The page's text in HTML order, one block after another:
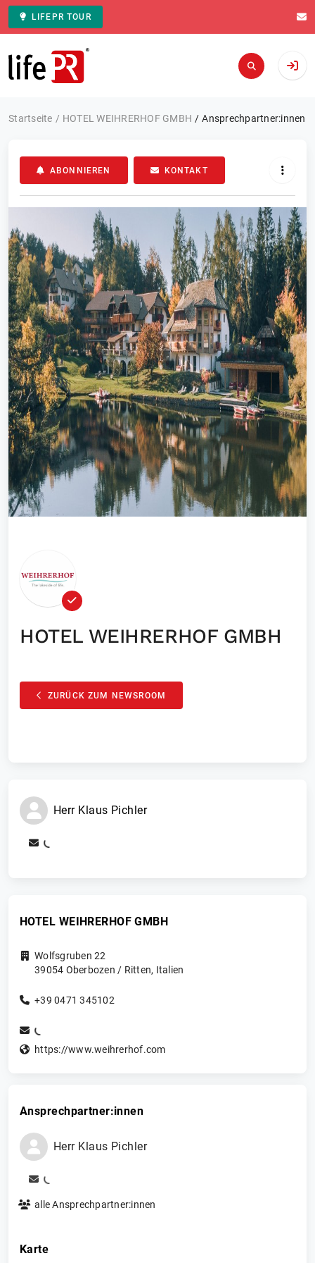
LIFEPR TOUR
Zur Startseite
Startseite HOTEL WEIHRERHOF GMBH Ansprechpartner:innen
ABONNIEREN KONTAKT
HOTEL WEIHRERHOF GMBH
ZURÜCK ZUM NEWSROOM
Herr Klaus Pichler
HOTEL WEIHRERHOF GMBH
Wolfsgruben 22
39054 Oberbozen / Ritten, Italien
+39 0471 345102
https://www.weihrerhof.com
Ansprechpartner:innen
Herr Klaus Pichler
alle Ansprechpartner:innen
Karte